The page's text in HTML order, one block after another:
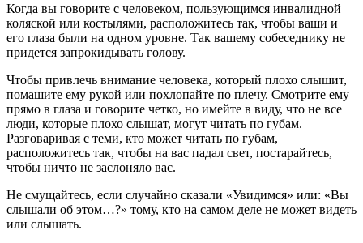
Когда вы говорите с человеком, пользующимся инвалидной
коляской или костылями, расположитесь так, чтобы ваши и
его глаза были на одном уровне. Так вашему собеседнику не
придется запрокидывать голову.
Чтобы привлечь внимание человека, который плохо слышит,
помашите ему рукой или похлопайте по плечу. Смотрите ему
прямо в глаза и говорите четко, но имейте в виду, что не все
люди, которые плохо слышат, могут читать по губам.
Разговаривая с теми, кто может читать по губам,
расположитесь так, чтобы на вас падал свет, постарайтесь,
чтобы ничто не заслоняло вас.
Не смущайтесь, если случайно сказали «Увидимся» или: «Вы
слышали об этом…?» тому, кто на самом деле не может видеть
или слышать.